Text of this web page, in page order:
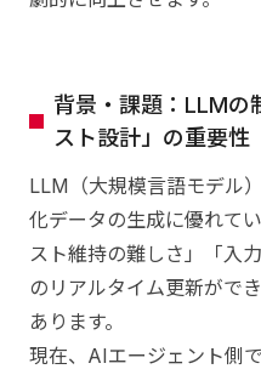
背景・課題：LLMの
スト設計」の重要性
LLM（大規模言語モデル
化データの生成に優れて
スト維持の難しさ」「入
のリアルタイム更新がで
あります。
現在、AIエージェント側